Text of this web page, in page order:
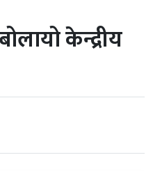
केन्द्रीय